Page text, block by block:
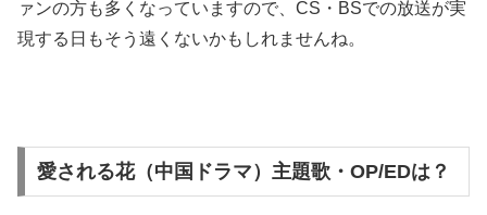
ァンの方も多くなっていますので、CS・BSでの放送が実
現する日もそう遠くないかもしれませんね。
愛される花（中国ドラマ）主題歌・OP/EDは？